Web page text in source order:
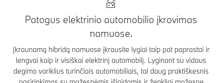
Patogus elektrinio automobilio įkrovimas
namuose.
Įkraunamą hibridą namuose įkrausite lygiai taip pat paprastai ir
lengvai kaip ir visiškai elektrinį automobilį. Lyginant su vidaus
degimo variklius turinčiais automobiliais, tai daug praktiškesnis